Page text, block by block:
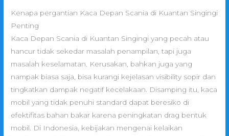
Kenapa pergantian Kaca Depan Scania di Kuantan Singingi
Penting
Kaca Depan Scania di Kuantan Singingi yang pecah atau
hancur tidak sekedar masalah penampilan, tapi juga
masalah keselamatan. Kerusakan, bahkan juga yang
nampak biasa saja, bisa kurangi kejelasan visibility sopir dan
tingkatkan dampak negatif kecelakaan. Disamping itu, kaca
mobil yang tidak penuhi standard dapat beresiko di
efektifitas bahan bakar karena peningkatan drag bentuk
mobil. Di Indonesia, kebijakan mengenai kelaikan